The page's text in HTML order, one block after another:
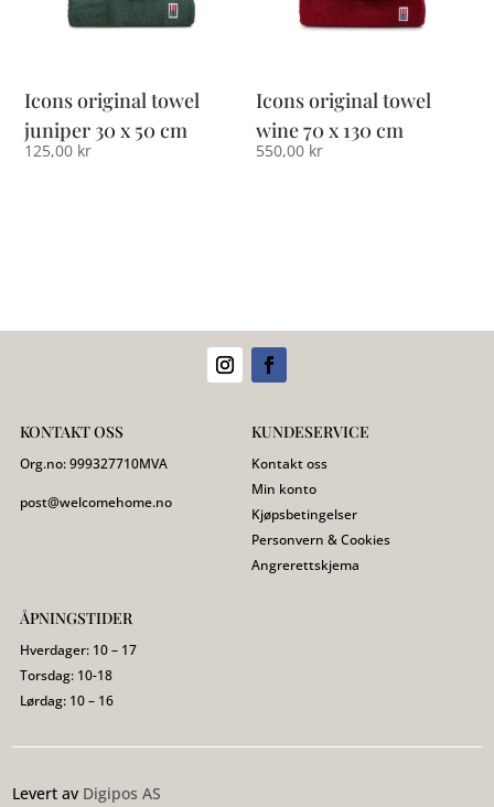
Icons original towel
juniper 30 x 50 cm
125,00 kr
Icons original towel
wine 70 x 130 cm
550,00 kr
KONTAKT OSS
Org.no:999327710MVA
post@welcomehome.no
KUNDESERVICE
Kontakt oss
Min konto
Kjøpsbetingelser
Personvern & Cookies
Angrerettskjema
ÅPNINGSTIDER
Hverdager: 10 – 17
Torsdag: 10-18
Lørdag: 10 – 16
Levert av Digipos AS